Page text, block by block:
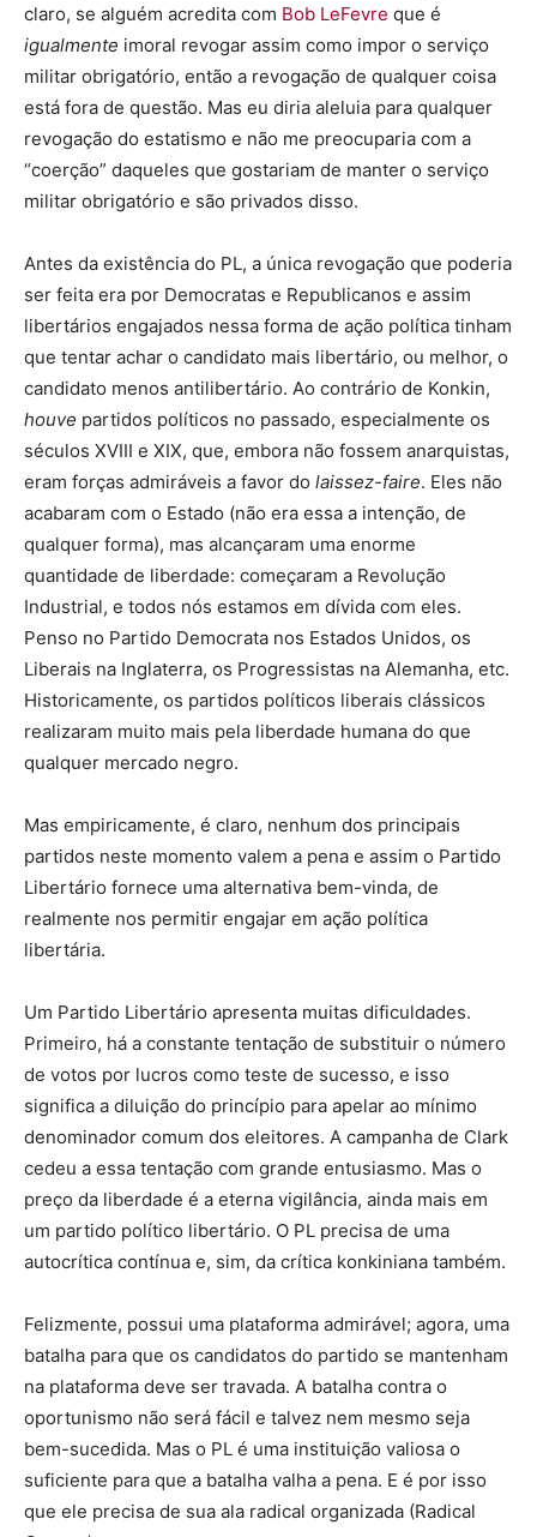
claro, se alguém acredita com Bob LeFevre que é
igualmente imoral revogar assim como impor o serviço
militar obrigatório, então a revogação de qualquer coisa
está fora de questão. Mas eu diria aleluia para qualquer
revogação do estatismo e não me preocuparia com a
“coerção” daqueles que gostariam de manter o serviço
militar obrigatório e são privados disso.
Antes da existência do PL, a única revogação que poderia
ser feita era por Democratas e Republicanos e assim
libertários engajados nessa forma de ação política tinham
que tentar achar o candidato mais libertário, ou melhor, o
candidato menos antilibertário. Ao contrário de Konkin,
houve partidos políticos no passado, especialmente os
séculos XVIII e XIX, que, embora não fossem anarquistas,
eram forças admiráveis a favor do laissez-faire. Eles não
acabaram com o Estado (não era essa a intenção, de
qualquer forma), mas alcançaram uma enorme
quantidade de liberdade: começaram a Revolução
Industrial, e todos nós estamos em dívida com eles.
Penso no Partido Democrata nos Estados Unidos, os
Liberais na Inglaterra, os Progressistas na Alemanha, etc.
Historicamente, os partidos políticos liberais clássicos
realizaram muito mais pela liberdade humana do que
qualquer mercado negro.
Mas empiricamente, é claro, nenhum dos principais
partidos neste momento valem a pena e assim o Partido
Libertário fornece uma alternativa bem-vinda, de
realmente nos permitir engajar em ação política
libertária.
Um Partido Libertário apresenta muitas dificuldades.
Primeiro, há a constante tentação de substituir o número
de votos por lucros como teste de sucesso, e isso
significa a diluição do princípio para apelar ao mínimo
denominador comum dos eleitores. A campanha de Clark
cedeu a essa tentação com grande entusiasmo. Mas o
preço da liberdade é a eterna vigilância, ainda mais em
um partido político libertário. O PL precisa de uma
autocrítica contínua e, sim, da crítica konkiniana também.
Felizmente, possui uma plataforma admirável; agora, uma
batalha para que os candidatos do partido se mantenham
na plataforma deve ser travada. A batalha contra o
oportunismo não será fácil e talvez nem mesmo seja
bem-sucedida. Mas o PL é uma instituição valiosa o
suficiente para que a batalha valha a pena. E é por isso
que ele precisa de sua ala radical organizada (Radical